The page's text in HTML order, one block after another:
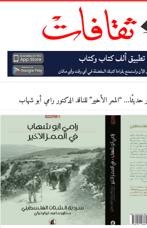
“الممر الأخير” للناقد الدكتور رامي أبو شهاب